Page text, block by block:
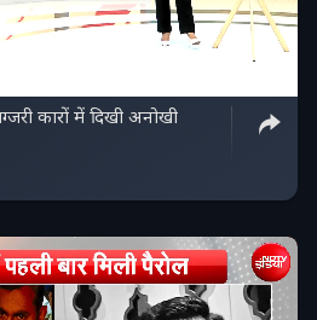
कारों में दिखी अनोखी